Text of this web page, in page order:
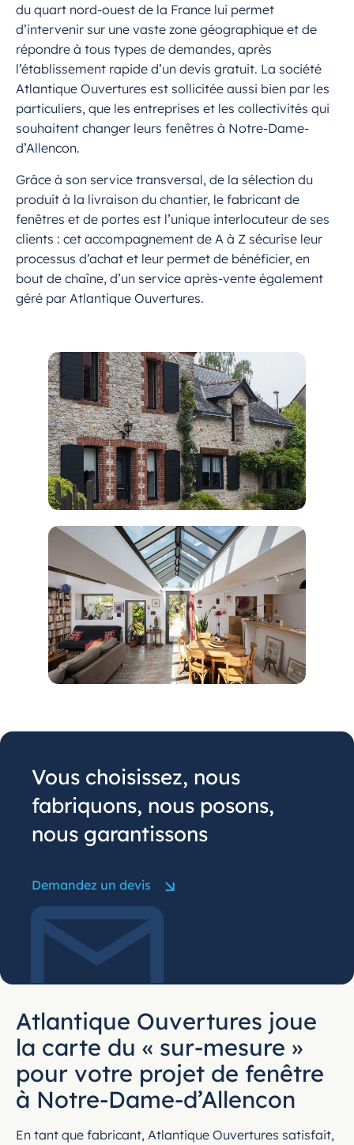
du quart nord-ouest de la France lui permet
d’intervenir sur une vaste zone géographique et de
répondre à tous types de demandes, après
l’établissement rapide d’un devis gratuit. La société
Atlantique Ouvertures est sollicitée aussi bien par les
particuliers, que les entreprises et les collectivités qui
souhaitent changer leurs fenêtres à Notre-Dame-
d’Allencon.
Grâce à son service transversal, de la sélection du
produit à la livraison du chantier, le fabricant de
fenêtres et de portes est l’unique interlocuteur de ses
clients : cet accompagnement de A à Z sécurise leur
processus d’achat et leur permet de bénéficier, en
bout de chaîne, d’un service après-vente également
géré par Atlantique Ouvertures.
Demandez un devis
Vous choisissez, nous
fabriquons, nous posons,
nous garantissons
Atlantique Ouvertures joue
la carte du « sur-mesure »
pour votre projet de fenêtre
à Notre-Dame-d’Allencon
En tant que fabricant, Atlantique Ouvertures satisfait,